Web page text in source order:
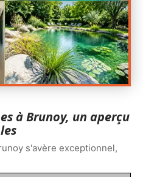
à Brunoy, un aperçu
s'avère exceptionnel,